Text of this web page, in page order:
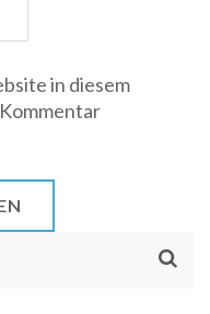
in diesem